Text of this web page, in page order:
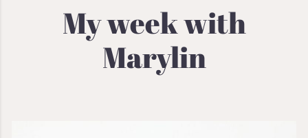
My week with
Marylin